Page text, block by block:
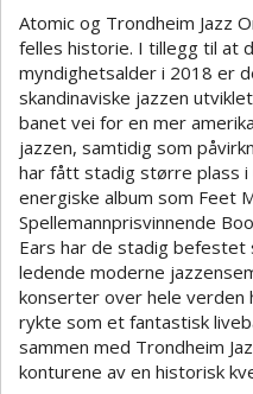
Atomic og Trondheim Jazz
felles historie. I tillegg til at
myndighetsalder i 2018 er
skandinaviske jazzen
banet vei for en mer
jazzen, samtidig som
har fått stadig større plass
energiske album som Feet
Spellemannprisvinnende
Ears har de stadig befestet
ledende moderne
konserter over hele
rykte som et fantastisk
sammen med Trondheim
konturene av en historisk